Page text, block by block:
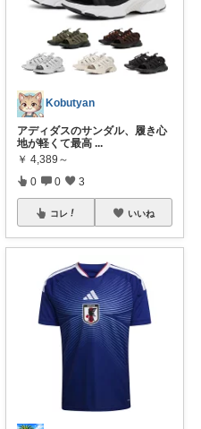
Kobutyan
アディダスのサンダル、履き心
地が軽くて最高 ...
￥ 4,389～
0 0 3
コレ いいね